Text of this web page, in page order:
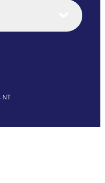
體中文
NT